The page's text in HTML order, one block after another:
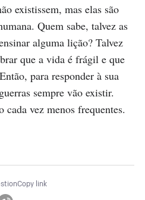
existissem, mas elas são
Quem sabe, talvez as
alguma lição? Talvez
que a vida é frágil e que
para responder à sua
sempre vão existir.
cada vez menos frequentes.
Copy link